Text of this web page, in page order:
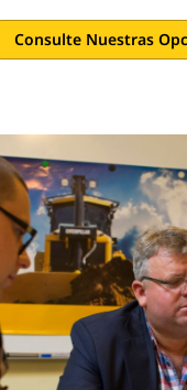
Consulte Nuestras